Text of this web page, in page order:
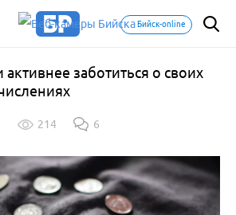
Бийск-online
заботиться о своих
214 6